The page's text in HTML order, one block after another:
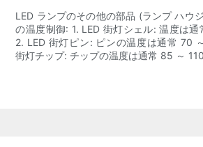
LED ランプのその他の部品 (ランプ ハウ
の温度制御: 1. LED 街灯シェル: 温度は通
2. LED 街灯ピン: ピンの温度は通常 70
街灯チップ: チップの温度は通常 85 ～ 110